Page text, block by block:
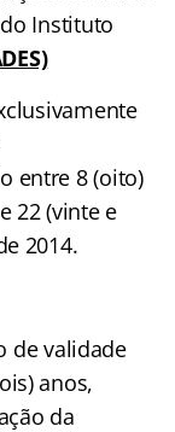
Instituto
entre 8 (oito)
22 (vinte e
2014.
de validade
anos,
da